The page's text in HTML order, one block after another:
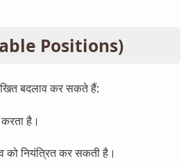
Positions)
बदलाव कर सकते हैं:
है।
को नियंत्रित कर सकती है।